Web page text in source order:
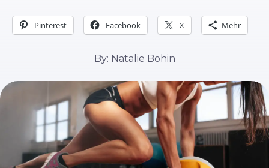
Pinterest Facebook X Mehr
By: Natalie Bohin